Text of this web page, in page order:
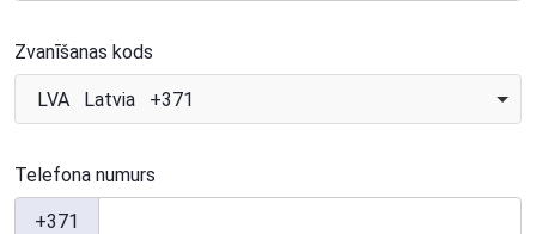
Zvanīšanas kods
LVA Latvia +371
Telefona numurs
+371